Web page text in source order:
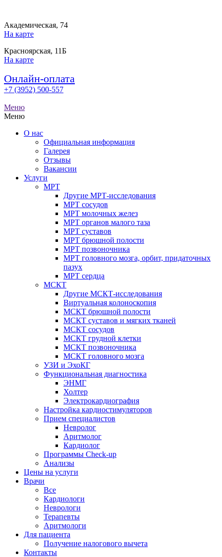
Академическая, 74
На карте
Красноярская, 11Б
На карте
Онлайн-оплата
+7 (3952) 500-557
Меню
Меню
О нас
Официальная информация
Галерея
Отзывы
Вакансии
Услуги
МРТ
Другие МРТ-исследования
МРТ сосудов
МРТ молочных желез
МРТ органов малого таза
МРТ суставов
МРТ брюшной полости
МРТ позвоночника
МРТ головного мозга, орбит, придаточных
пазух
МРТ сердца
МСКТ
Другие МСКТ-исследования
Виртуальная колоноскопия
МСКТ брюшной полости
МСКТ суставов и мягких тканей
МСКТ сосудов
МСКТ грудной клетки
МСКТ позвоночника
МСКТ головного мозга
УЗИ и ЭхоКГ
Функциональная диагностика
ЭНМГ
Холтер
Электрокардиография
Настройка кардиостимуляторов
Прием специалистов
Невролог
Аритмолог
Кардиолог
Программы Check-up
Анализы
Цены на услуги
Врачи
Все
Кардиологи
Неврологи
Терапевты
Аритмологи
Для пациента
Получение налогового вычета
Контакты